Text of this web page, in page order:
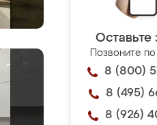
Оставьте
Позвоните
8 (800)
8 (495)
8 (926)